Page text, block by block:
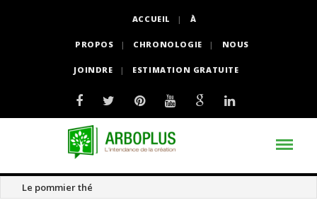
ACCUEIL À
PROPOS CHRONOLOGIE NOUS
JOINDRE ESTIMATION GRATUITE
Le magnolia acuminé